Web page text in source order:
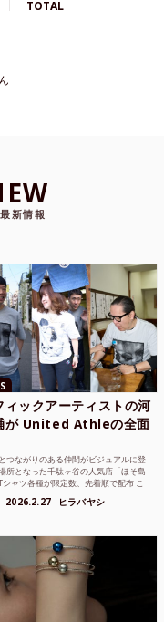
TOTAL
新情報
ィックアーティストの河
が United Athleの全面
つながりのある仲間がビジュアルに登
所となった千駄ヶ谷の人気店「ほそ島
シャツ各種が限定数、先着順で配布 こ
2026.2.27 ヒラバヤシ